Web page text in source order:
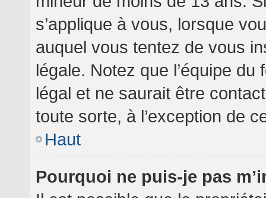
s’applique à vous, lorsque
auquel vous tentez de vous
légale. Notez que l’équipe
légal et ne saurait être
toute sorte, à l’exception de
Haut
Pourquoi ne puis-je pas